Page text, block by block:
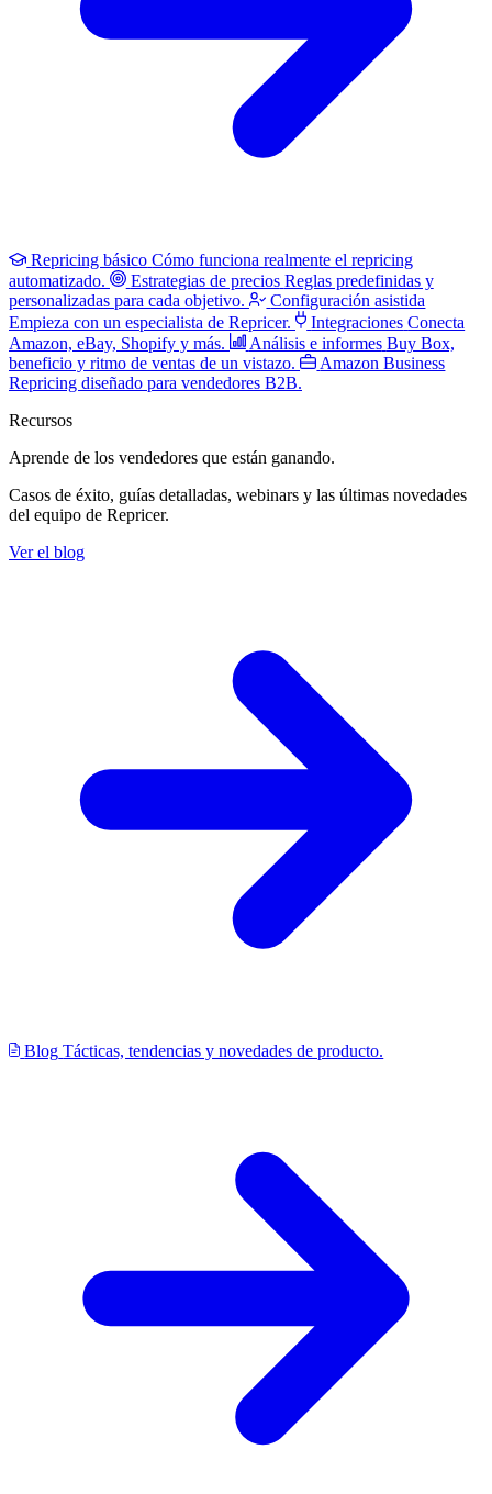
Repricing básico Cómo funciona realmente el repricing
automatizado.
Estrategias de precios Reglas predefinidas y
personalizadas para cada objetivo.
Configuración asistida
Empieza con un especialista de Repricer.
Integraciones Conecta
Amazon, eBay, Shopify y más.
Análisis e informes Buy Box,
beneficio y ritmo de ventas de un vistazo.
Amazon Business
Repricing diseñado para vendedores B2B.
Recursos
Aprende de los vendedores que están ganando.
Casos de éxito, guías detalladas, webinars y las últimas novedades
del equipo de Repricer.
Ver el blog
Blog Tácticas, tendencias y novedades de producto.